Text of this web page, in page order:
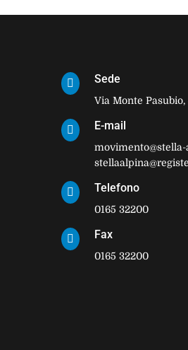
 Sede
Via Monte Pasubio,
 E-mail
 Telefono
0165 32200
 Fax
0165 32200